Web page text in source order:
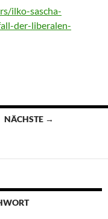
ilko-sascha-
der-liberalen-
NÄCHSTE →